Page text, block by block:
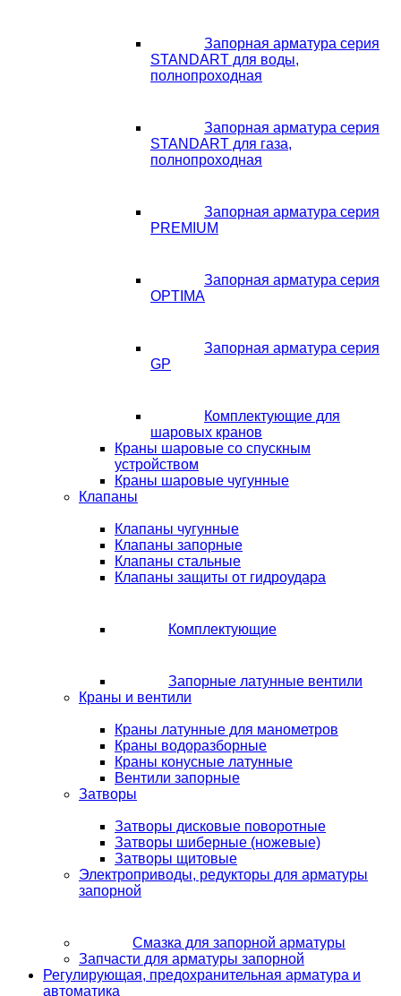
Запорная арматура серия
STANDART для воды,
полнопроходная
Запорная арматура серия
STANDART для газа,
полнопроходная
Запорная арматура серия
PREMIUM
Запорная арматура серия
OPTIMA
Запорная арматура серия
GP
Комплектующие для
шаровых кранов
Краны шаровые со спускным
устройством
Краны шаровые чугунные
Клапаны
Клапаны чугунные
Клапаны запорные
Клапаны стальные
Клапаны защиты от гидроудара
Комплектующие
Запорные латунные вентили
Краны и вентили
Краны латунные для манометров
Краны водоразборные
Краны конусные латунные
Вентили запорные
Затворы
Затворы дисковые поворотные
Затворы шиберные (ножевые)
Затворы щитовые
Электроприводы, редукторы для арматуры
запорной
Смазка для запорной арматуры
Запчасти для арматуры запорной
Регулирующая, предохранительная арматура и
автоматика